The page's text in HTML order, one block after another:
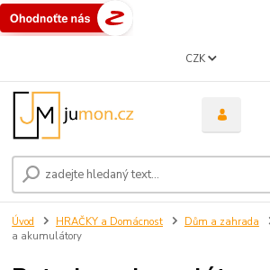
CZK
Úvod HRAČKY a Domácnost Dům a zahrada
a akumulátory